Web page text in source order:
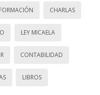
FORMACIÓN CHARLAS
LEY MICAELA
CONTABILIDAD
LIBROS